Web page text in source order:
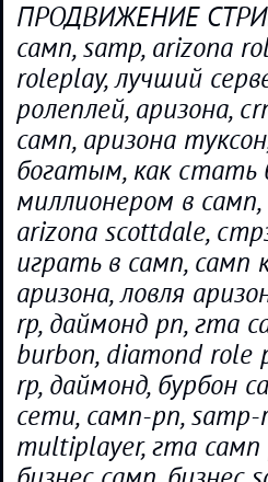
ПРОДВИЖЕНИЕ
самп, samp, arizona
roleplay, лучший
ролеплей, аризона,
самп, аризона
богатым, как стать
миллионером в
arizona scottdale,
играть в самп, самп
аризона, ловля
rp, даймонд рп, гта
burbon, diamond role
rp, даймонд, бурбон
сети, самп-рп,
multiplayer, гта самп